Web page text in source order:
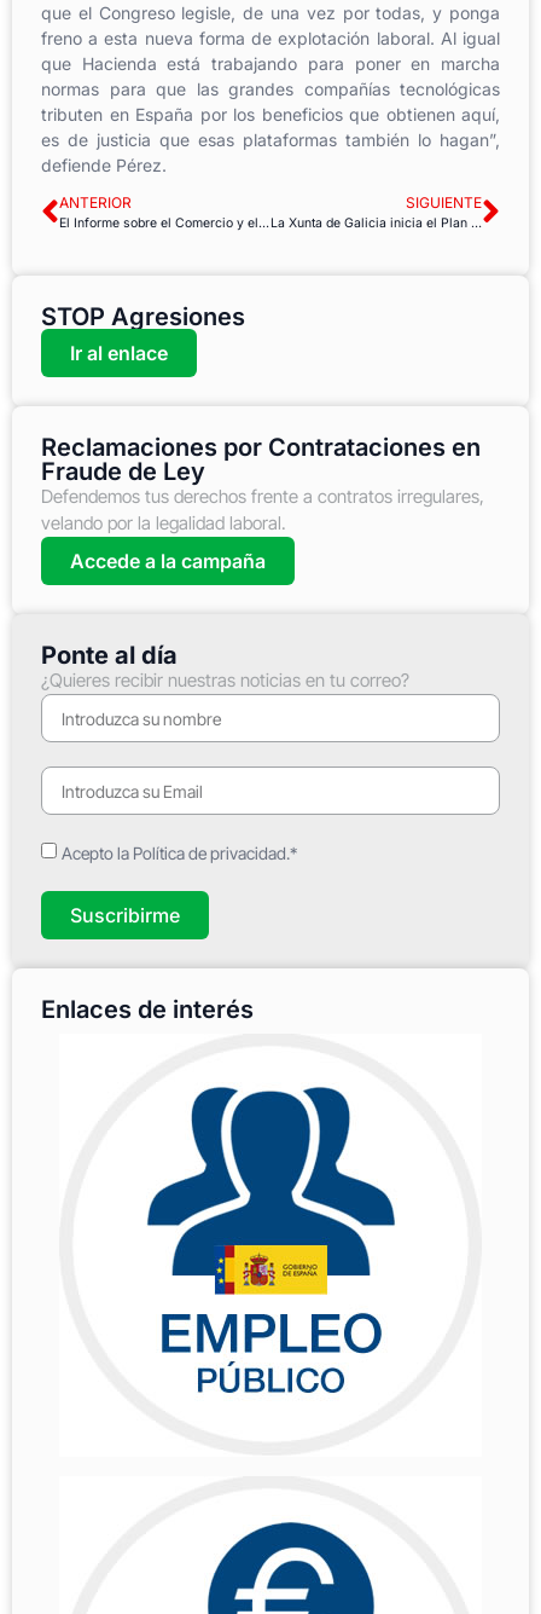
que el Congreso legisle, de una vez por todas, y ponga
freno a esta nueva forma de explotación laboral. Al igual
que Hacienda está trabajando para poner en marcha
normas para que las grandes compañías tecnológicas
tributen en España por los beneficios que obtienen aquí,
es de justicia que esas plataformas también lo hagan”,
defiende Pérez.
ANTERIOR
El Informe sobre el Comercio y el Desarrollo 2017, de la UNCTAD, reclama un Pacto Mundial como alternativa a la austeridad
SIGUIENTE
La Xunta de Galicia inicia el Plan de actividades del ISSGA 2018
STOP Agresiones
Ir al enlace
Reclamaciones por Contrataciones en
Fraude de Ley
Defendemos tus derechos frente a contratos irregulares,
velando por la legalidad laboral.
Accede a la campaña
Ponte al día
¿Quieres recibir nuestras noticias en tu correo?
Acepto la Política de privacidad.*
Suscribirme
Enlaces de interés